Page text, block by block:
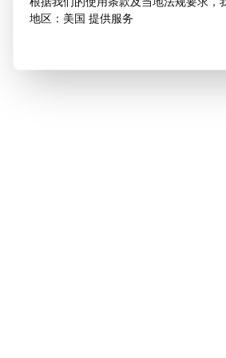
地区：美国 提供服务